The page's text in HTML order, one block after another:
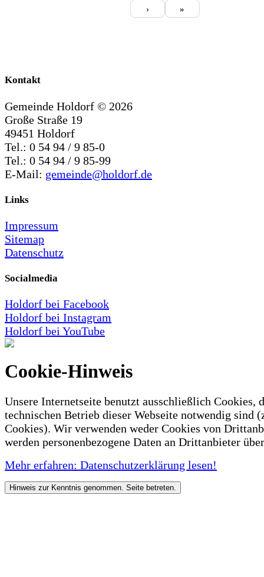
› »
Kontakt
Gemeinde Holdorf © 2026
Große Straße 19
49451 Holdorf
Tel.: 0 54 94 / 9 85-0
Tel.: 0 54 94 / 9 85-99
E-Mail: gemeinde@holdorf.de
Links
Impressum
Sitemap
Datenschutz
Socialmedia
Holdorf bei Facebook
Holdorf bei Instagram
Holdorf bei YouTube
Cookie-Hinweis
Unsere Internetseite benutzt ausschließlich Cookies,
technischen Betrieb dieser Webseite notwendig sind
Cookies). Wir verwenden weder Cookies von
werden personenbezogene Daten an Drittanbieter
Mehr erfahren: Datenschutzerklärung lesen!
Hinweis zur Kenntnis genommen. Seite betreten.